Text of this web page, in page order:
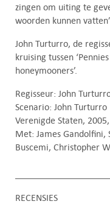
zingen om uiting te
woorden kunnen
John Turturro, de
kruising tussen
honeymooners’.
Regisseur: John
Scenario: John Turturro
Verenigde Staten,
Met: James Gandolfini,
Buscemi, Christopher
RECENSIES